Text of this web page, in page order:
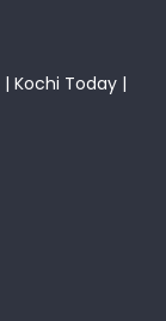
| Kochi Today |